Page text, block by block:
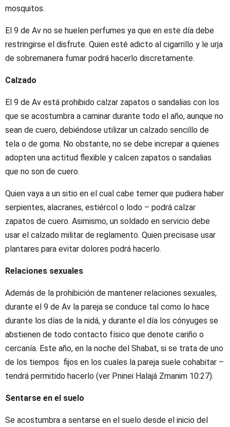
mosquitos.
El 9 de Av no se huelen perfumes ya que en este día debe
restringirse el disfrute. Quien esté adicto al cigarrillo y le urja
de sobremanera fumar podrá hacerlo discretamente.
Calzado
El 9 de Av está prohibido calzar zapatos o sandalias con los
que se acostumbra a caminar durante todo el año, aunque no
sean de cuero, debiéndose utilizar un calzado sencillo de
tela o de goma. No obstante, no se debe increpar a quienes
adopten una actitud flexible y calcen zapatos o sandalias
que no son de cuero.
Quien vaya a un sitio en el cual cabe temer que pudiera haber
serpientes, alacranes, estiércol o lodo – podrá calzar
zapatos de cuero. Asimismo, un soldado en servicio debe
usar el calzado militar de reglamento. Quien precisase usar
plantares para evitar dolores podrá hacerlo.
Relaciones sexuales
Además de la prohibición de mantener relaciones sexuales,
durante el 9 de Av la pareja se conduce tal como lo hace
durante los días de la nidá, y durante el día los cónyuges se
abstienen de todo contacto físico que denote cariño o
cercanía. Este año, en la noche del Shabat, si se trata de uno
de los tiempos fijos en los cuales la pareja suele cohabitar –
tendrá permitido hacerlo (ver Pninei Halajá Zmanim 10:27).
Sentarse en el suelo
Se acostumbra a sentarse en el suelo desde el inicio del